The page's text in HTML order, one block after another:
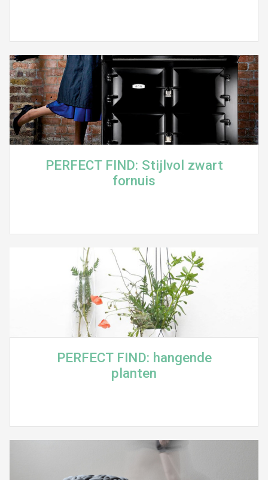
PERFECT FIND: Stijlvol zwart
fornuis
PERFECT FIND: hangende
planten